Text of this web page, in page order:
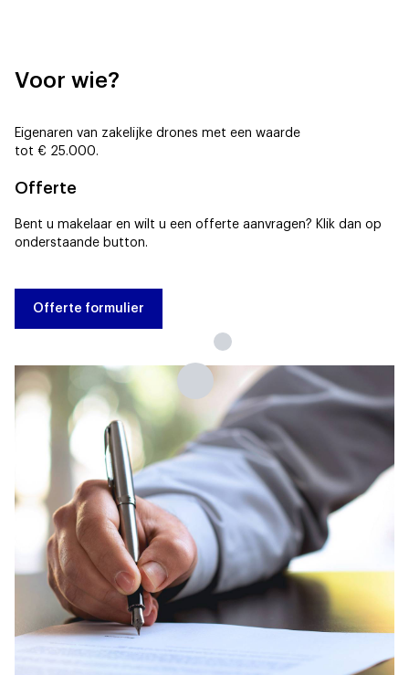
Voor wie?
Eigenaren van zakelijke drones met een waarde
tot € 25.000.
Offerte
Bent u makelaar en wilt u een offerte aanvragen? Klik dan op
onderstaande button.
Offerte formulier